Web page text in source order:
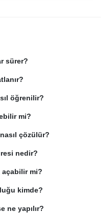
sürer?
öğrenilir?
mi?
çözülür?
nedir?
açabilir mi?
kimde?
ne yapılır?